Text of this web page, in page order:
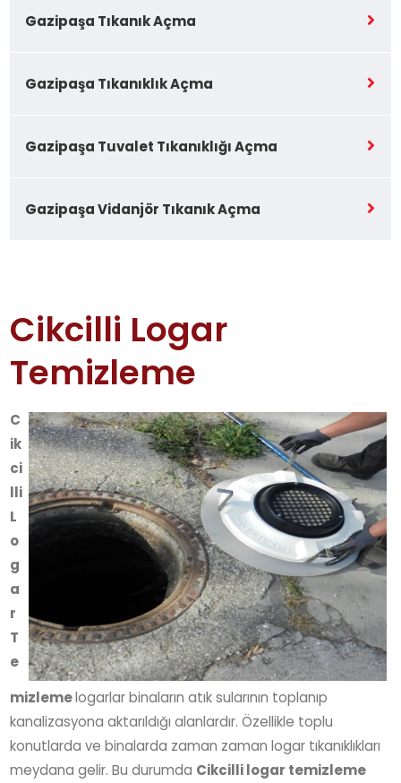
Gazipaşa Tıkanık Açma
Gazipaşa Tıkanıklık Açma
Gazipaşa Tuvalet Tıkanıklığı Açma
Gazipaşa Vidanjör Tıkanık Açma
Cikcilli Logar
Temizleme
C
ik
ci
lli
L
o
g
a
r
T
e
mizlemelogarlar binaların atık sularının toplanıp
kanalizasyona aktarıldığı alanlardır. Özellikle toplu
konutlarda ve binalarda zaman zaman logar tıkanıklıkları
meydana gelir. Bu durumda Cikcilli logar temizleme